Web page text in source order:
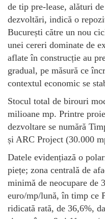
de tip pre-lease, alături
dezvoltări, indică o
București către un nou
unei cereri dominate de
aflate în construcție au
gradual, pe măsură ce
contextul economic se
Stocul total de birouri
milioane mp. Printre
dezvoltare se numără
și ARC Project (30.000
Datele evidențiază o
piețe; zona centrală de
minimă de neocupare de
euro/mp/lună, în timp ce
ridicată rată, de 36,6%,